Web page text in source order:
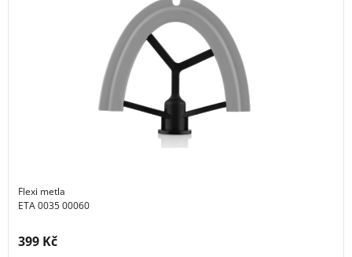
Flexi metla
ETA 0035 00060
Cena s DPH:
399 Kč